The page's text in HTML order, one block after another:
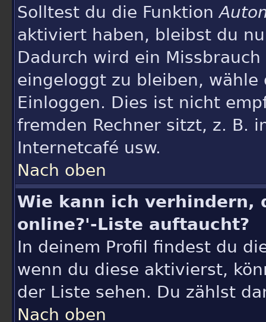
Solltest du die Funktion
aktiviert haben, bleibst du
Dadurch wird ein
eingeloggt zu bleiben,
Einloggen. Dies ist nicht
fremden Rechner sitzt, z. B.
Internetcafé usw.
Nach oben
Wie kann ich verhindern,
online?'-Liste auftaucht?
In deinem Profil findest du
wenn du diese aktivierst,
der Liste sehen. Du zählst
Nach oben